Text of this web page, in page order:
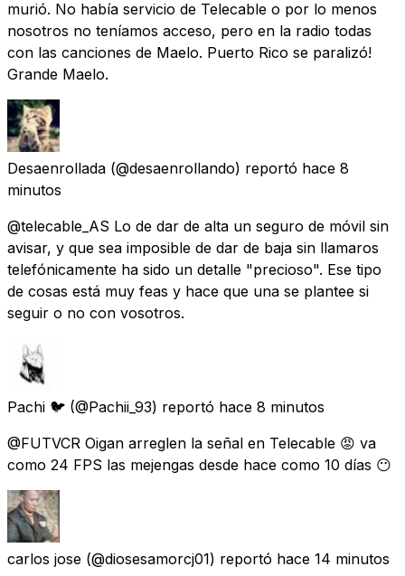
murió. No había servicio de Telecable o por lo menos
nosotros no teníamos acceso, pero en la radio todas
con las canciones de Maelo. Puerto Rico se paralizó!
Grande Maelo.
Desaenrollada (@desaenrollando) reportó hace 8
minutos
@telecable_AS Lo de dar de alta un seguro de móvil sin
avisar, y que sea imposible de dar de baja sin llamaros
telefónicamente ha sido un detalle "precioso". Ese tipo
de cosas está muy feas y hace que una se plantee si
seguir o no con vosotros.
Pachi 🐦 (@Pachii_93) reportó hace 8 minutos
@FUTVCR Oigan arreglen la señal en Telecable 😡 va
como 24 FPS las mejengas desde hace como 10 días 😶
carlos jose (@diosesamorcj01) reportó hace 14 minutos